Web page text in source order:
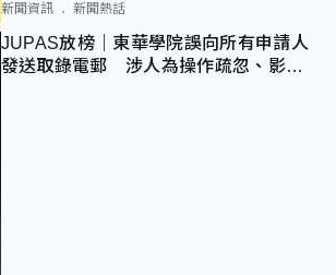
新聞資訊 新聞熱話
JUPAS放榜｜東華學院誤向所有申請人
發送取錄電郵 涉人為操作疏忽、影響